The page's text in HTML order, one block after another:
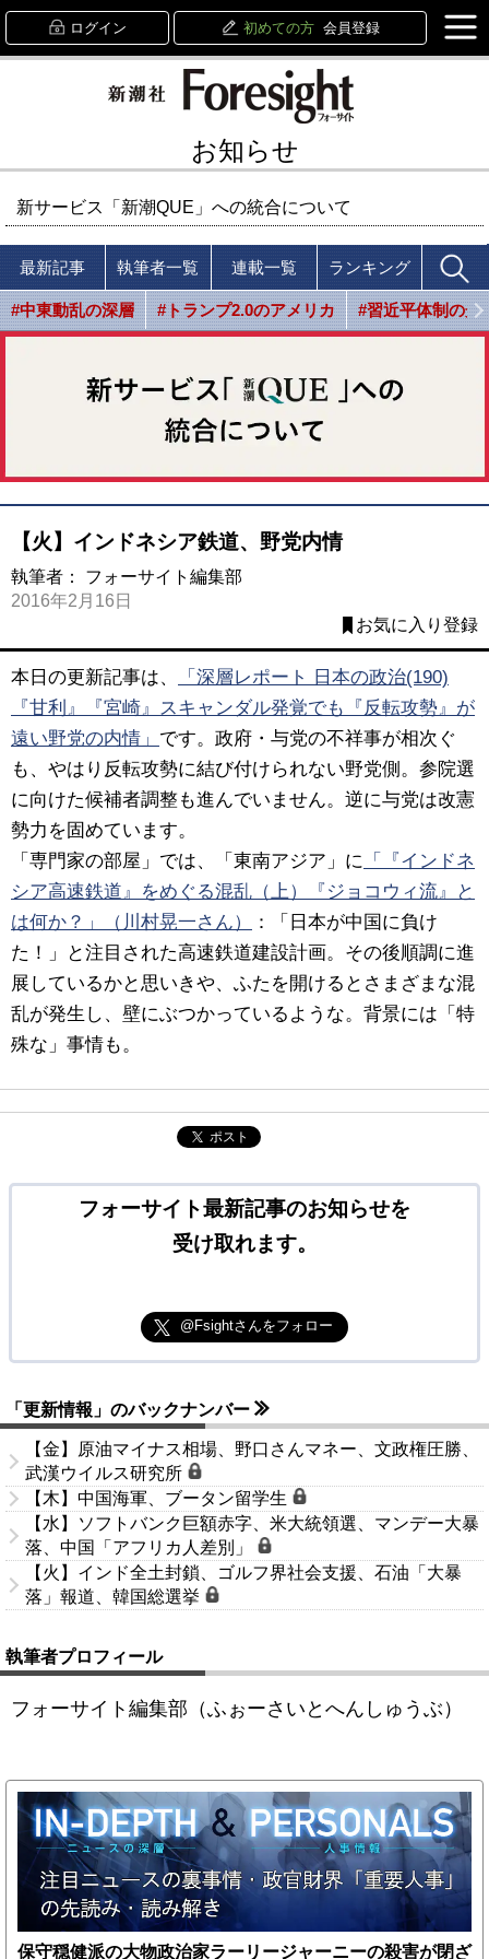
ログイン 初めての方 会員登録
お知らせ
新サービス「新潮QUE」への統合について
最新記事 執筆者一覧 連載一覧 ランキング
#中東動乱の深層 #トランプ2.0のアメリカ #習近平体制の光
【火】インドネシア鉄道、野党内情
執筆者： フォーサイト編集部
2016年2月16日
お気に入り登録
本日の更新記事は、
「深層レポート 日本の政治(190)
『甘利』『宮崎』スキャンダル発覚でも『反転攻勢』が
遠い野党の内情」 です。政府・与党の不祥事が相次ぐ
も、やはり反転攻勢に結び付けられない野党側。参院選
に向けた候補者調整も進んでいません。逆に与党は改憲
勢力を固めています。
「専門家の部屋」では、「東南アジア」に
「『インドネ
シア高速鉄道』をめぐる混乱（上）『ジョコウィ流』と
は何か？」（川村晃一さん）
：「日本が中国に負け
た！」と注目された高速鉄道建設計画。その後順調に進
展しているかと思いきや、ふたを開けるとさまざまな混
乱が発生し、壁にぶつかっているような。背景には「特
殊な」事情も。
ポスト
フォーサイト最新記事のお知らせを
受け取れます。
@Fsightさんをフォロー
「更新情報」のバックナンバー
【金】原油マイナス相場、野口さんマネー、文政権圧勝、
武漢ウイルス研究所
【木】中国海軍、ブータン留学生
【水】ソフトバンク巨額赤字、米大統領選、マンデー大暴
落、中国「アフリカ人差別」
【火】インド全土封鎖、ゴルフ界社会支援、石油「大暴
落」報道、韓国総選挙
執筆者プロフィール
フォーサイト編集部（ふぉーさいとへんしゅうぶ）
保守穏健派の大物政治家ラーリージャーニーの殺害が閉ざ